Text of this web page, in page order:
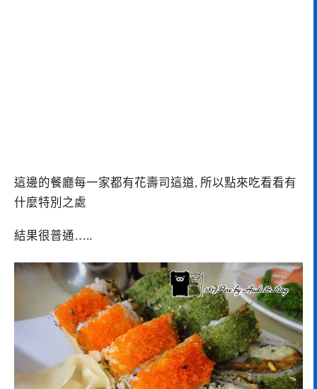
這邊的餐廳每一家都有花壽司這道, 所以點來吃看看有
什麼特別之處
結果很普通…..